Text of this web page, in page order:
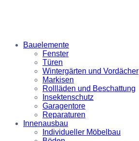
Bauelemente
Fenster
Türen
Wintergärten und Vordächer
Markisen
Rollläden und Beschattung
Insektenschutz
Garagentore
Reparaturen
Innenausbau
Individueller Möbelbau